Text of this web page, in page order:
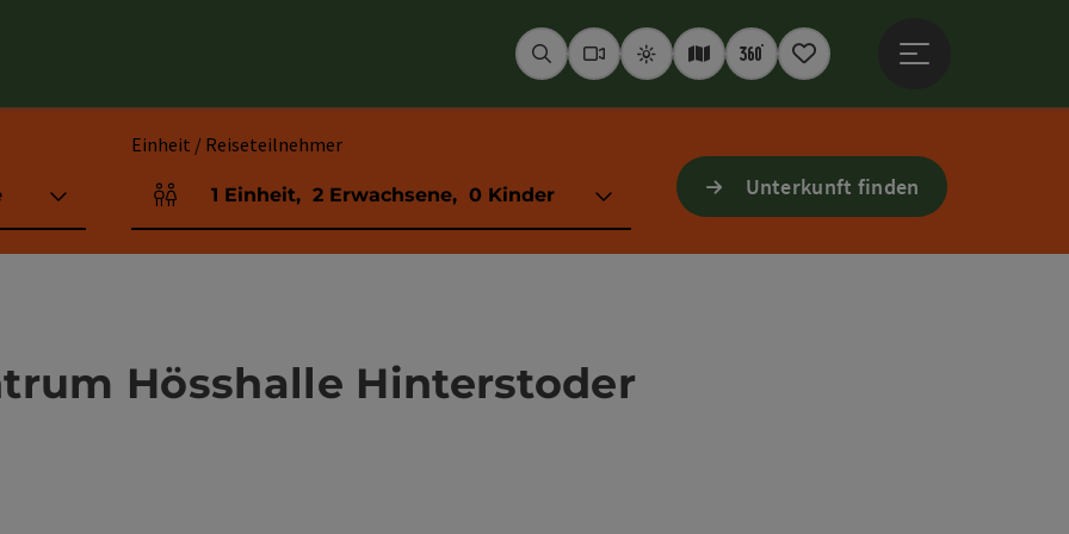
SuchenWebcams
WetterInteraktive Karte
360° Panoramen
Merkzettel
Einheit / Reiseteilnehmer
Einheitenanzahl und Personenfelder
1 Einheit, 2 Erwachsene, 0 Kinder Unterkunft finden
Hösshalle Hinterstoder